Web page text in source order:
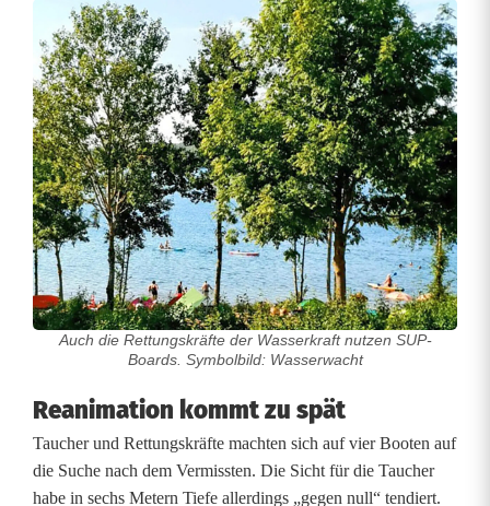
e
w
e
i
h
e
r
n
d
Auch die Rettungskräfte der Wasserkraft nutzen SUP-
Boards. Symbolbild: Wasserwacht
Reanimation kommt zu spät
Taucher und Rettungskräfte machten sich auf vier Booten auf
die Suche nach dem Vermissten. Die Sicht für die Taucher
habe in sechs Metern Tiefe allerdings „gegen null“ tendiert.